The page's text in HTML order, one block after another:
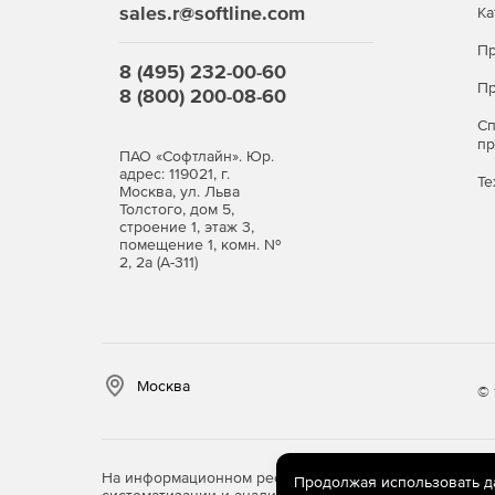
sales.r@softline.com
8 (495) 232-00-60
8 (800) 200-08-60
ПАО «Софтлайн». Юр.
адрес: 119021, г.
Москва, ул. Льва
Толстого, дом 5,
строение 1, этаж 3,
помещение 1, комн. №
2, 2а (А-311)
Москва ©
На информационном ресурсе store.softline.ru
Продолжая использовать